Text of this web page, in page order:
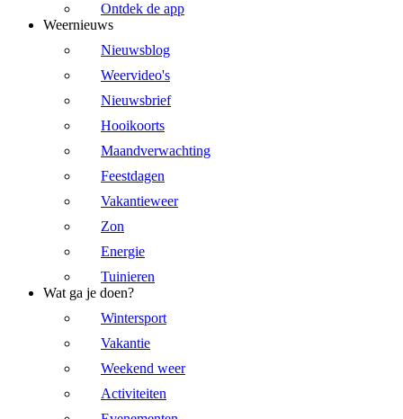
Ontdek de app
Weernieuws
Nieuwsblog
Weervideo's
Nieuwsbrief
Hooikoorts
Maandverwachting
Feestdagen
Vakantieweer
Zon
Energie
Tuinieren
Wat ga je doen?
Wintersport
Vakantie
Weekend weer
Activiteiten